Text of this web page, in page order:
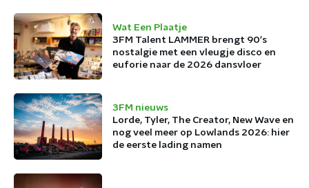
Wat Een Plaatje
3FM Talent LAMMER brengt 90's
nostalgie met een vleugje disco en
euforie naar de 2026 dansvloer
3FM nieuws
Lorde, Tyler, The Creator, New Wave en
nog veel meer op Lowlands 2026: hier
de eerste lading namen